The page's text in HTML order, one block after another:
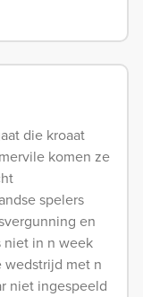
die kroaat
komen ze
spelers
en
niet in n week
wedstrijd met n
niet ingespeeld